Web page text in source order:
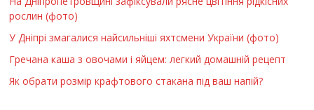
рослин (фото)
У Дніпрі змагалися найсильніші яхтсмени України (фото)
Гречана каша з овочами і яйцем: легкий домашній рецепт
Як обрати розмір крафтового стакана під ваш напій?